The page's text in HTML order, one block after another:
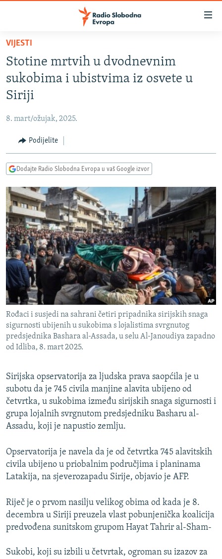
Pređite
glavni
sadržaj
Pređite
na
glavnu
Pređite
na
pretragu
BOSNA I HERCEGOVINA
SRBIJA
KOSOVO
CRNA GORA
VIZUELNO
INFOGRAFIKE
RAT U UKRAJINI
KINA NA BALKANU
RSE PRIČE IZ SVIJETA
ISPRIČAJ MI
DNEVNO@RSE
SPECIJALI RSE
VIŠE OD NASLOVA
GENOCID U SREBRENICI
POPLAVE I KLIZIŠTA U BIH 2024.
TV LIBERTY
MOJA EVROPA
TRI DECENIJE OD RATA U BIH
SVE KARTE DEJTONA
NASTANAK I RASPAD JUGOSLAVIJE
PRATITE NAS
Sve RFE/RL stranice
VIJESTI
Stotine mrtvih u dvodnevnim
sukobima i ubistvima iz osvete u
Siriji
8. mart/ožujak, 2025.
Podijelite
Dodajte Radio Slobodna Evropa u vaš Google izvor
Rođaci i susjedi na sahrani četiri pripadnika sirijskih snaga
sigurnosti ubijenih u sukobima s lojalistima svrgnutog
predsjednika Bashara al-Assada, u selu Al-Janoudiya zapadno
od Idliba, 8. mart 2025.
Sirijska opservatorija za ljudska prava saopćila je u
subotu da je 745 civila manjine alavita ubijeno od
četvrtka, u sukobima između sirijskih snaga sigurnosti i
grupa lojalnih svrgnutom predsjedniku Basharu al-
Assadu, koji je napustio zemlju.
Opservatorija je navela da je od četvrtka 745 alavitskih
civila ubijeno u priobalnim područjima i planinama
Latakija, na sjeverozapadu Sirije, objavio je AFP.
Riječ je o prvom nasilju velikog obima od kada je 8.
decembra u Siriji preuzela vlast pobunjenička koalicija
predvođena sunitskom grupom Hayat Tahrir al-Sham-
Sukobi, koji su izbili u četvrtak, ogroman su izazov za